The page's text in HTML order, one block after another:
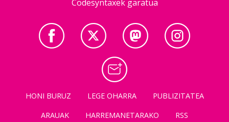
Codesyntaxek garatua
HONI BURUZ LEGE OHARRA
PUBLIZITATEA
ARAUAK
HARREMANETARAKO RSS